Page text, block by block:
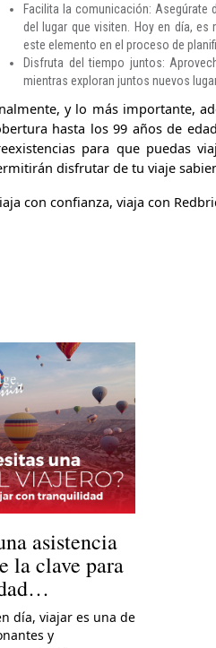
Facilita la comunicación:
del lugar que visiten. Hoy en día,
este elemento en el proceso de
Disfruta del tiempo juntos:
mientras exploran juntos nuevos
y lo más importante,
hasta los 99 años de
para que puedas
disfrutar de tu viaje
con confianza, viaja con
asistencia
la clave para
día, viajar es una de
y